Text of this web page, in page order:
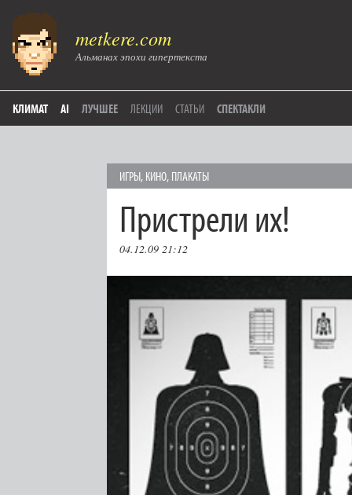
metkere.com
Альманах эпохи гипертекста
КЛИМАТ AI ЛУЧШЕЕ ЛЕКЦИИ СТАТЬИ СПЕКТАКЛИ
ИГРЫ, КИНО, ПЛАКАТЫ
Пристрели их!
04.12.09 21:12